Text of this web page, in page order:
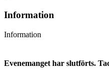
Information
Information
Evenemanget har slutförts.